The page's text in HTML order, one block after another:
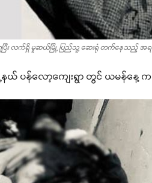
ခံရပြီး လက်ရှိ မူဆယ်မြို့ ပြည်သူ့ ဆေးရုံ တက်နေသည့် အရ
နယ် ပန်လော့ကျေးရွာ တွင် ယမန်နေ့